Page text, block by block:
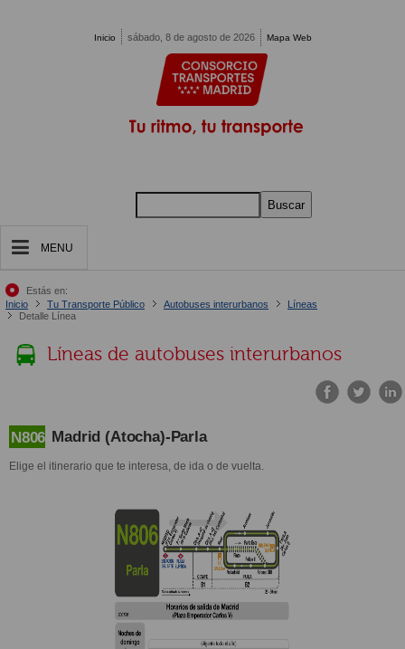
Inicio sábado, 8 de agosto de 2026 Mapa Web
Buscar
MENU
Estás en:
Inicio
Tu Transporte Público Autobuses interurbanos
Líneas
Detalle Línea
Líneas de autobuses interurbanos
N806 Madrid (Atocha)-Parla
Elige el itinerario que te interesa, de ida o de vuelta.